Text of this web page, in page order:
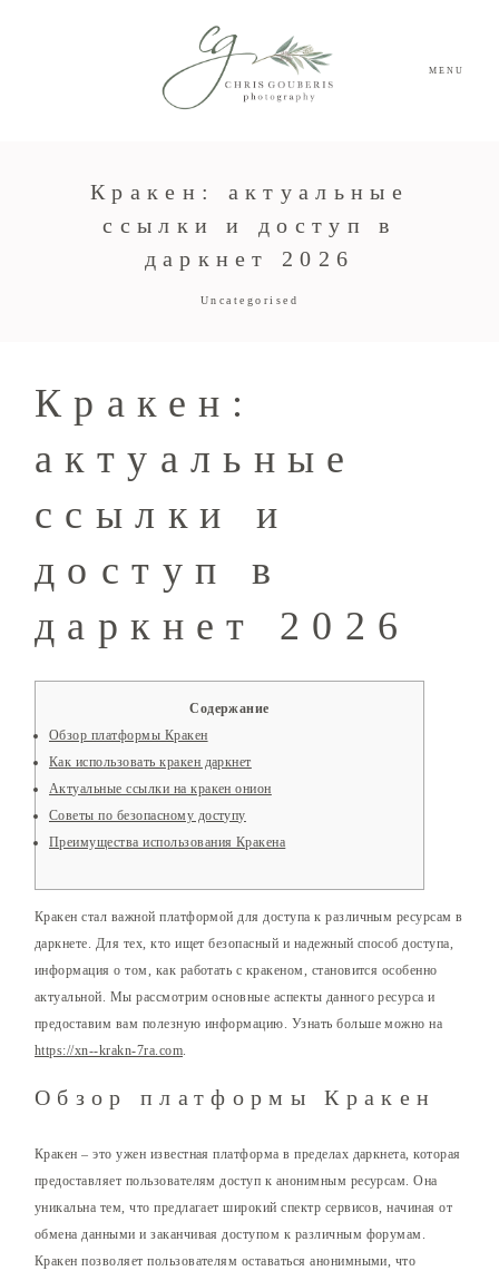
MENU
Кракен: актуальные
ссылки и доступ в
даркнет 2026
Uncategorised
Кракен:
актуальные
ссылки и
доступ в
даркнет 2026
Содержание
Обзор платформы Кракен
Как использовать кракен даркнет
Актуальные ссылки на кракен онион
Советы по безопасному доступу
Преимущества использования Кракена
Кракен стал важной платформой для доступа к различным ресурсам в
даркнете. Для тех, кто ищет безопасный и надежный способ доступа,
информация о том, как работать с кракеном, становится особенно
актуальной. Мы рассмотрим основные аспекты данного ресурса и
предоставим вам полезную информацию. Узнать больше можно на
https://xn--krakn-7ra.com.
Обзор платформы Кракен
Кракен – это ужен известная платформа в пределах даркнета, которая
предоставляет пользователям доступ к анонимным ресурсам. Она
уникальна тем, что предлагает широкий спектр сервисов, начиная от
обмена данными и заканчивая доступом к различным форумам.
Кракен позволяет пользователям оставаться анонимными, что